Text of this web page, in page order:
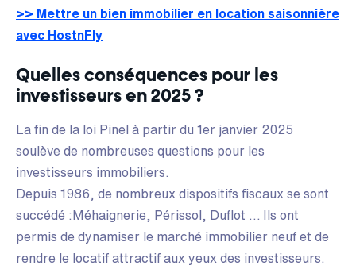
>> Mettre un bien immobilier en location saisonnière
avec HostnFly
Quelles conséquences pour les
investisseurs en 2025 ?
La fin de la loi Pinel à partir du 1er janvier 2025
soulève de nombreuses questions pour les
investisseurs immobiliers.
Depuis 1986, de nombreux dispositifs fiscaux se sont
succédé :Méhaignerie, Périssol, Duflot … Ils ont
permis de dynamiser le marché immobilier neuf et de
rendre le locatif attractif aux yeux des investisseurs.